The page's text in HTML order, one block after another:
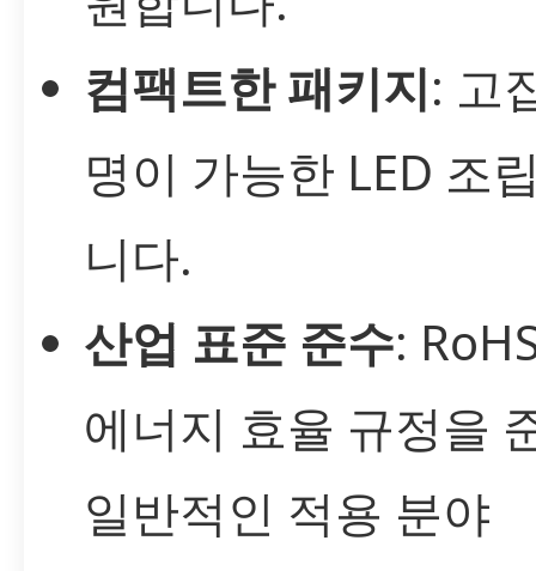
컴팩트한 패키지: 고
명이 가능한 LED 조
니다.
산업 표준 준수:
에너지 효율 규정을
일반적인 적용 분야